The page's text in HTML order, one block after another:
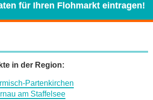
für Ihren Flohmarkt eintragen!
*
in der Region:
Partenkirchen
am Staffelsee